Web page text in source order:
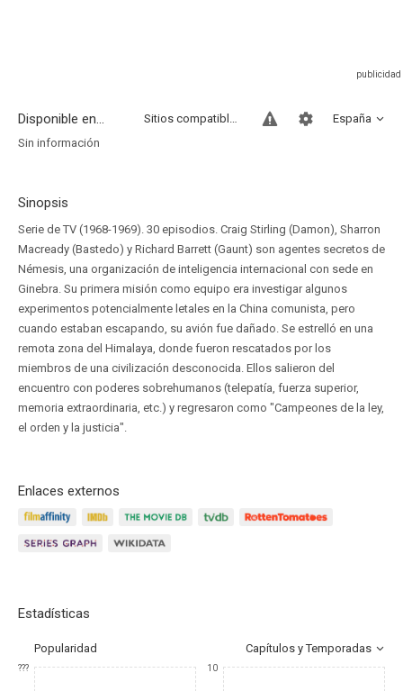
Disponible en... España
Sitios compatibles
Sin información
Sinopsis
Serie de TV (1968-1969). 30 episodios. Craig Stirling (Damon), Sharron
Macready (Bastedo) y Richard Barrett (Gaunt) son agentes secretos de
Némesis, una organización de inteligencia internacional con sede en
Ginebra. Su primera misión como equipo era investigar algunos
experimentos potencialmente letales en la China comunista, pero
cuando estaban escapando, su avión fue dañado. Se estrelló en una
remota zona del Himalaya, donde fueron rescatados por los
miembros de una civilización desconocida. Ellos salieron del
encuentro con poderes sobrehumanos (telepatía, fuerza superior,
memoria extraordinaria, etc.) y regresaron como "Campeones de la ley,
el orden y la justicia".
Enlaces externos
Estadísticas
Popularidad Capítulos y Temporadas
??? 10